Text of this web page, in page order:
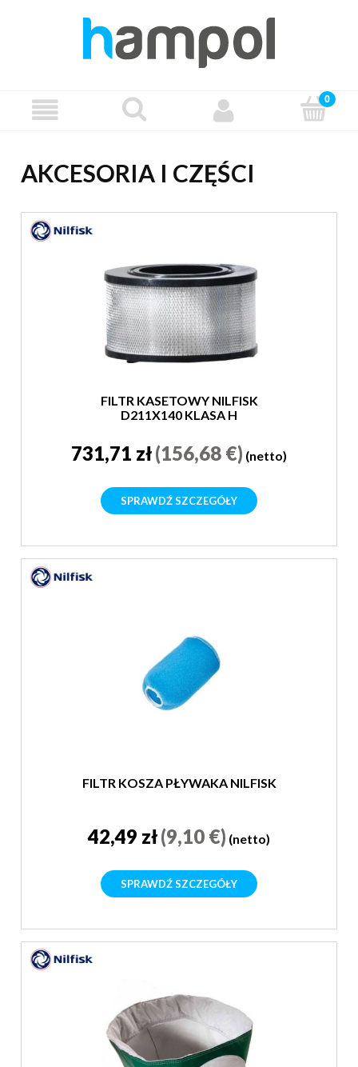
AKCESORIA I CZĘŚCI
FILTR KASETOWY NILFISK
D211X140 KLASA H
731,71 zł(156,68 €) (netto)
SPRAWDŹ SZCZEGÓŁY
FILTR KOSZA PŁYWAKA NILFISK
42,49 zł(9,10 €) (netto)
SPRAWDŹ SZCZEGÓŁY